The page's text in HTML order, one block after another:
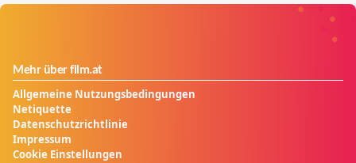
Mehr über film.at
Allgemeine Nutzungsbedingungen
Netiquette
Datenschutzrichtlinie
Impressum
Cookie Einstellungen